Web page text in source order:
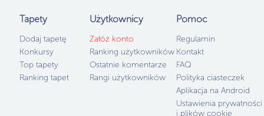
ludźmi,
Media
zakończyła
przed północą
mundurowych
kompletna,
Tapety
Dodaj tapetę
Konkursy
Top tapety
Ranking tapet
Użytkownicy
Załóż konto
Ranking użytkowników
Ostatnie komentarze
Rangi użytkowników
Pomoc
Regulamin
Kontakt
FAQ
Polityka ciasteczek
Aplikacja na Android
Ustawienia prywatności
i plików cookie